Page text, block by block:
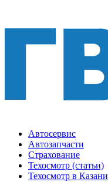
Автосервис
Автозапчасти
Страхование
Техосмотр (статьи)
Техосмотр в Казани